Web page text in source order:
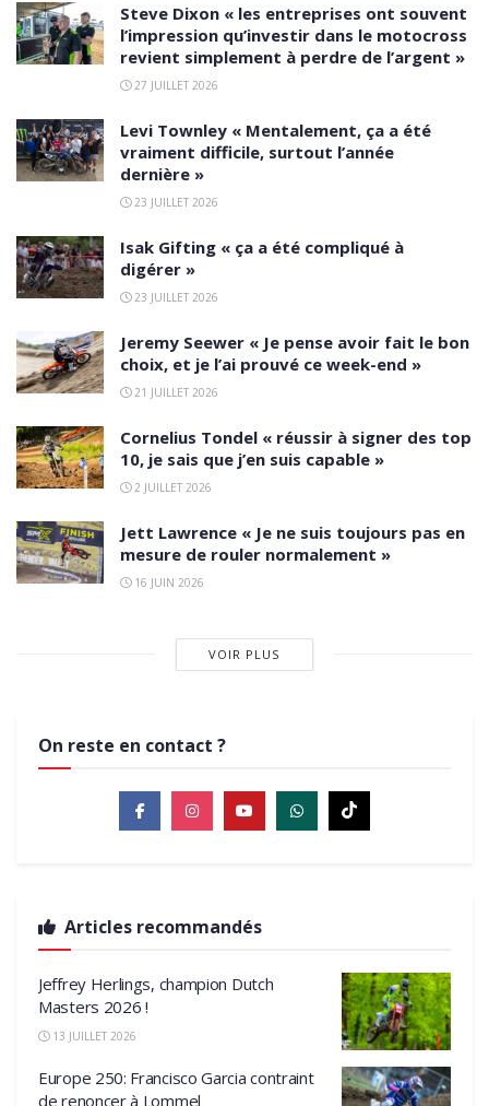
Steve Dixon « les entreprises ont souvent
l’impression qu’investir dans le motocross
revient simplement à perdre de l’argent »
27 JUILLET 2026
Levi Townley « Mentalement, ça a été
vraiment difficile, surtout l’année
dernière »
23 JUILLET 2026
Isak Gifting « ça a été compliqué à
digérer »
23 JUILLET 2026
Jeremy Seewer « Je pense avoir fait le bon
choix, et je l’ai prouvé ce week-end »
21 JUILLET 2026
Cornelius Tondel « réussir à signer des top
10, je sais que j’en suis capable »
2 JUILLET 2026
Jett Lawrence « Je ne suis toujours pas en
mesure de rouler normalement »
16 JUIN 2026
VOIR PLUS
On reste en contact ?
Articles recommandés
Jeffrey Herlings, champion Dutch
Masters 2026 !
13 JUILLET 2026
Europe 250: Francisco Garcia contraint
de renoncer à Lommel